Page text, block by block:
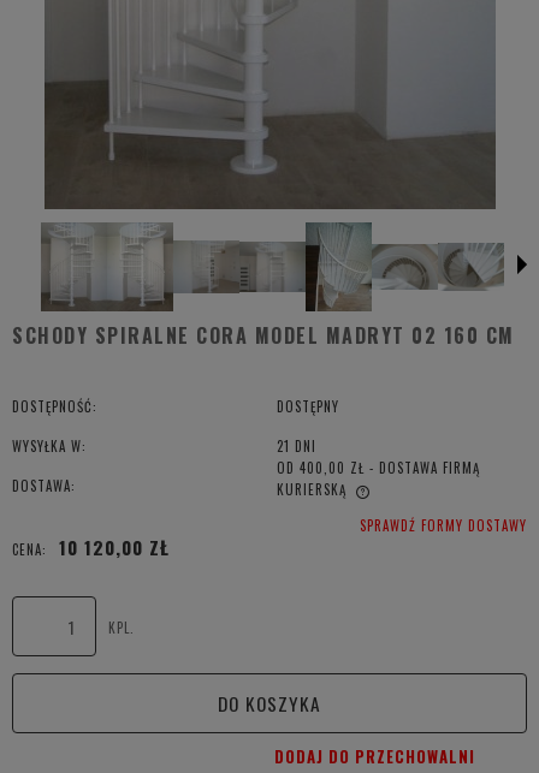
SCHODY SPIRALNE CORA MODEL MADRYT 02 160 CM
DOSTĘPNOŚĆ: DOSTĘPNY
WYSYŁKA W: 21 DNI
DOSTAWA:
OD 400,00 ZŁ - DOSTAWA FIRMĄ
KURIERSKĄ
CENA NIE ZAWIERA EWENTUALNYCH KOSZTÓW PŁATNOŚCISPRAWDŹ FORMY DOSTAWY
CENA:
10 120,00 ZŁ
KPL.
DO KOSZYKA
DODAJ DO PRZECHOWALNI